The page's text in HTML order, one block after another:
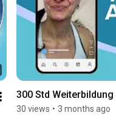
300 Std
30 views • 3 months ago